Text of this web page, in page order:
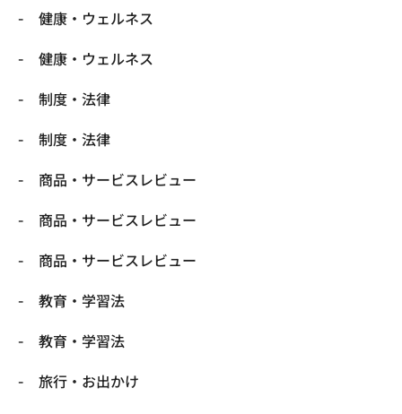
健康・ウェルネス
健康・ウェルネス
制度・法律
制度・法律
商品・サービスレビュー
商品・サービスレビュー
商品・サービスレビュー
教育・学習法
教育・学習法
旅行・お出かけ